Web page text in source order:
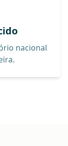
nacional